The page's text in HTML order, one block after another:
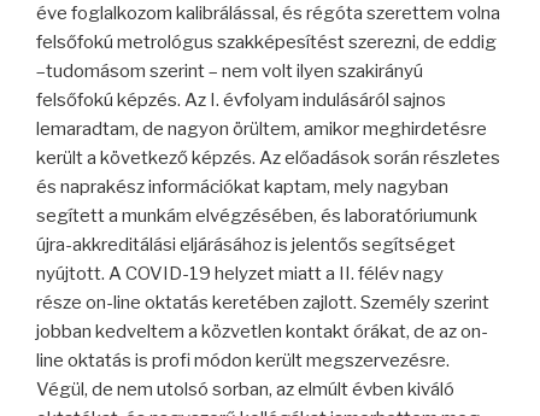
éve foglalkozom kalibrálással, és régóta szerettem volna
felsőfokú metrológus szakképesítést szerezni, de eddig
–tudomásom szerint – nem volt ilyen szakirányú
felsőfokú képzés. Az I. évfolyam indulásáról sajnos
lemaradtam, de nagyon örültem, amikor meghirdetésre
került a következő képzés. Az előadások során részletes
és naprakész információkat kaptam, mely nagyban
segített a munkám elvégzésében, és laboratóriumunk
újra-akkreditálási eljárásához is jelentős segítséget
nyújtott. A COVID-19 helyzet miatt a II. félév nagy
része on-line oktatás keretében zajlott. Személy szerint
jobban kedveltem a közvetlen kontakt órákat, de az on-
line oktatás is profi módon került megszervezésre.
Végül, de nem utolsó sorban, az elmúlt évben kiváló